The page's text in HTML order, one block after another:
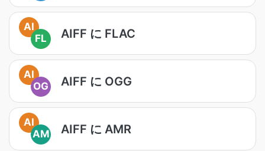
AI
FL
AIFF に FLAC
AI
OG
AIFF に OGG
AI
AM
AIFF に AMR